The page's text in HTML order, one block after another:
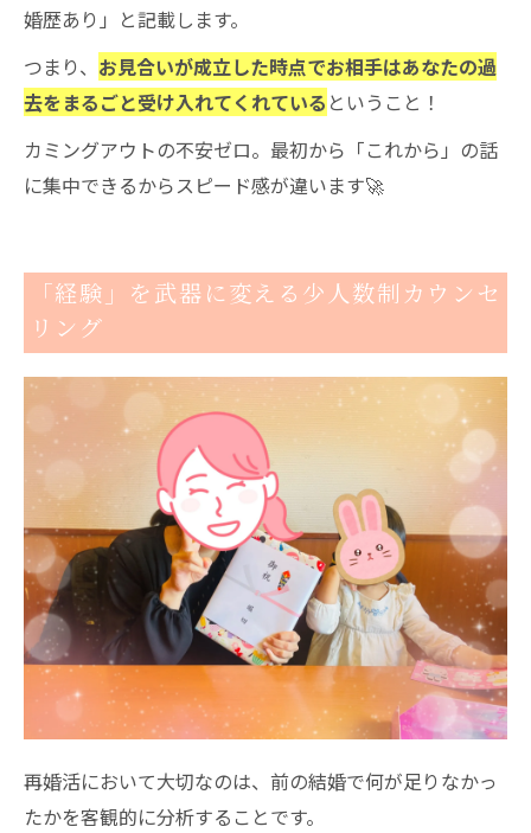
婚歴あり」と記載します。
つまり、 お見合いが成立した時点でお相手はあなたの過
去をまるごと受け入れてくれている ということ！
カミングアウトの不安ゼロ。最初から「これから」の話
に集中できるからスピード感が違います🚀
「経験」を武器に変える少人数制カウンセ
リング
再婚活において大切なのは、前の結婚で何が足りなかっ
たかを客観的に分析することです。